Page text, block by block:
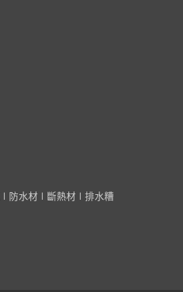
ǀ 防水材 ǀ 斷熱材 ǀ 排水糟